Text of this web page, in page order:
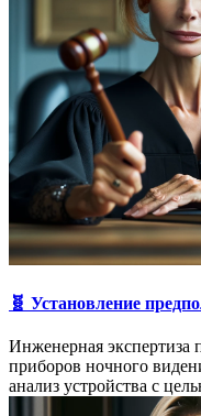
🧬 Установление
Инженерная
приборов ночного
анализ устройства с